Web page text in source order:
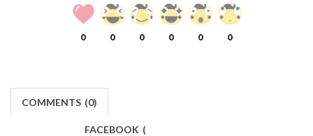
0 0 0 0 0 0
COMMENTS (0)
FACEBOOK (